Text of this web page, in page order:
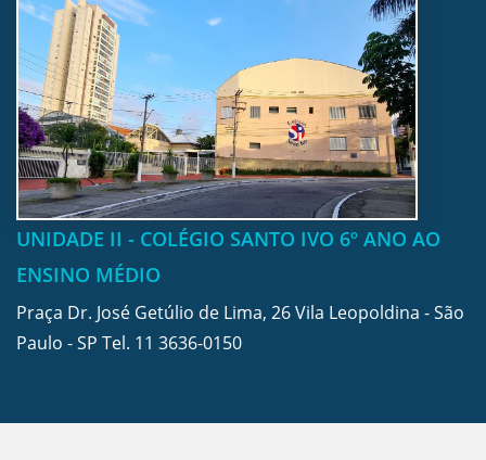
UNIDADE II - COLÉGIO SANTO IVO 6º ANO AO
ENSINO MÉDIO
Praça Dr. José Getúlio de Lima, 26 Vila Leopoldina - São
Paulo - SP Tel. 11 3636-0150